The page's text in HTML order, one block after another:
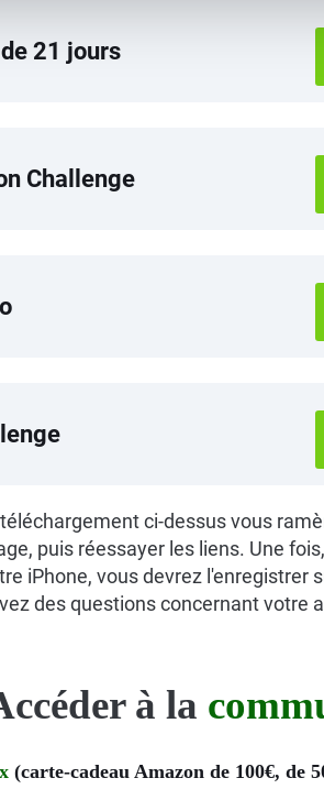
21 jours
Challenge
ci-dessus vous
puis réessayer les liens. Une
iPhone, vous devrez
des questions concernant votre
à la
(carte-cadeau Amazon de 100€, de